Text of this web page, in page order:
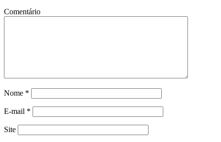
Comentário
Nome *
E-mail *
Site